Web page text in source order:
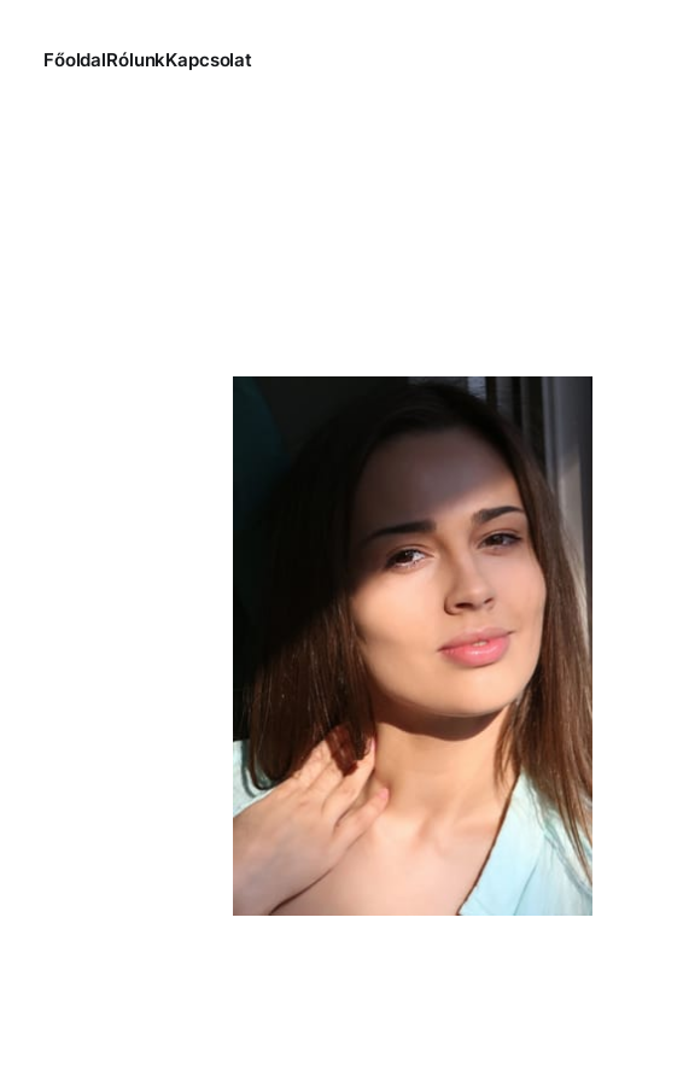
FőoldalRólunkKapcsolat